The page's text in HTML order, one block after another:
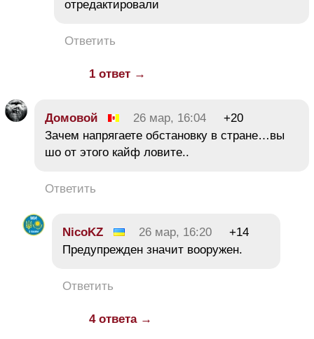
отредактировали
Ответить
1 ответ →
Домовой 26 мар, 16:04
+20
Зачем напрягаете обстановку в стране…вы
шо от этого кайф ловите..
Ответить
NicoKZ 26 мар, 16:20
+14
Предупрежден значит вооружен.
Ответить
4 ответа →